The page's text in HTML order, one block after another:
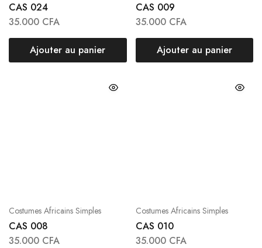
CAS 024
35.000 CFA
Ajouter au panier
CAS 009
35.000 CFA
Ajouter au panier
Costumes Africains Simples
CAS 008
35.000 CFA
Costumes Africains Simples
CAS 010
35.000 CFA